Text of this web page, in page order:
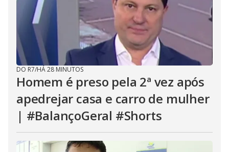
DO R7/HÁ 28 MINUTOS
Homem é preso pela 2ª vez após
apedrejar casa e carro de mulher
| #BalançoGeral #Shorts